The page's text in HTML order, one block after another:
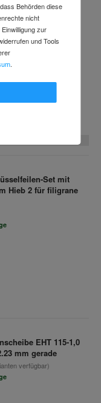
GK
verfügbar)
Set mit
Hieb 2 für filigrane
EHT 115-1,0
mm gerade
verfügbar)
Behörden diese
nicht
zur
und Tools
.